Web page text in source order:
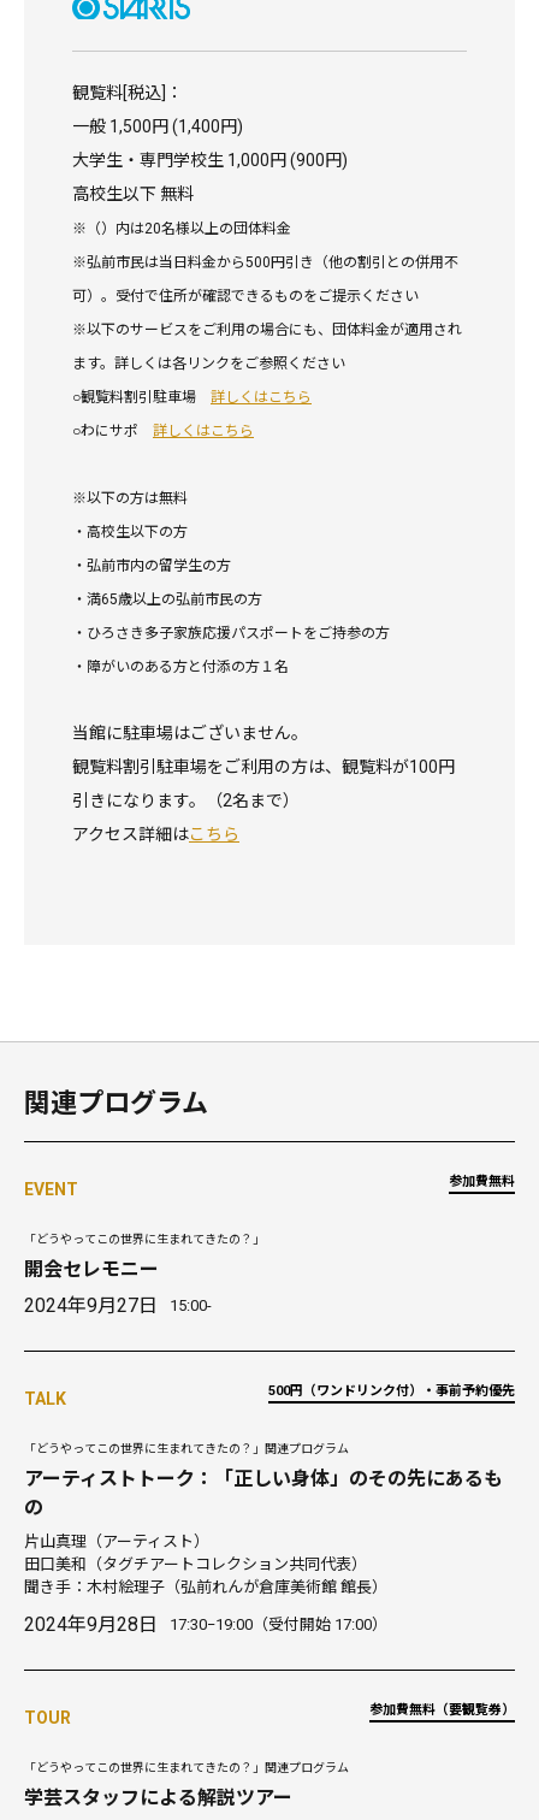
観覧料[税込]：
一般 1,500円 (1,400円)
大学生・専門学校生 1,000円 (900円)
高校生以下 無料
※（）内は20名様以上の団体料金
※弘前市民は当日料金から500円引き（他の割引との併用不
可）。受付で住所が確認できるものをご提示ください
※以下のサービスをご利用の場合にも、団体料金が適用され
ます。詳しくは各リンクをご参照ください
○観覧料割引駐車場 詳しくはこちら
○わにサポ 詳しくはこちら
※以下の方は無料
・高校生以下の方
・弘前市内の留学生の方
・満65歳以上の弘前市民の方
・ひろさき多子家族応援パスポートをご持参の方
・障がいのある方と付添の方１名
当館に駐車場はございません。
観覧料割引駐車場をご利用の方は、観覧料が100円
引きになります。（2名まで）
アクセス詳細はこちら
関連プログラム
EVENT 参加費無料
「どうやってこの世界に生まれてきたの？」
開会セレモニー
2024年9月27日
15:00-
TALK 500円（ワンドリンク付）・事前予約優先
「どうやってこの世界に生まれてきたの？」関連プログラム
アーティストトーク：「正しい身体」のその先にあるも
の
片山真理（アーティスト）
田口美和（タグチアートコレクション共同代表）
聞き手：木村絵理子（弘前れんが倉庫美術館 館長）
2024年9月28日 17:30−19:00（受付開始 17:00）
TOUR 参加費無料（要観覧券）
「どうやってこの世界に生まれてきたの？」関連プログラム
学芸スタッフによる解説ツアー